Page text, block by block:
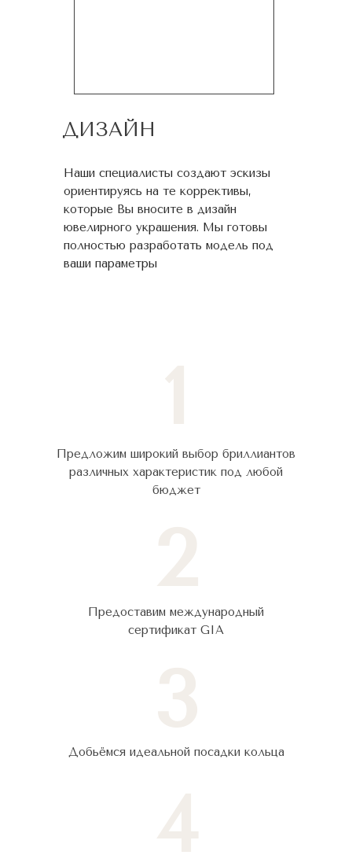
ДИЗАЙН
Наши специалисты создают эскизы
ориентируясь на те коррективы,
которые Вы вносите в дизайн
ювелирного украшения. Мы готовы
полностью разработать модель под
ваши параметры
Предложим широкий выбор бриллиантов
различных характеристик под любой
бюджет
Предоставим международный
сертификат GIA
Добьёмся идеальной посадки кольца